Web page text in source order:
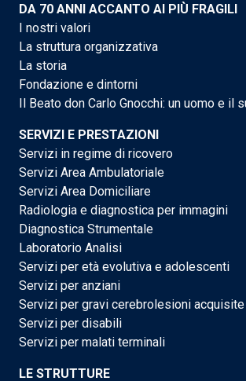
DA 70 ANNI ACCANTO AI PIÙ FRAGILI
I nostri valori
La struttura organizzativa
La storia
Fondazione e dintorni
Il Beato don Carlo Gnocchi: un uomo e il
SERVIZI E PRESTAZIONI
Servizi in regime di ricovero
Servizi Area Ambulatoriale
Servizi Area Domiciliare
Radiologia e diagnostica per immagini
Diagnostica Strumentale
Laboratorio Analisi
Servizi per età evolutiva e adolescenti
Servizi per anziani
Servizi per gravi cerebrolesioni acquisite
Servizi per disabili
Servizi per malati terminali
LE STRUTTURE